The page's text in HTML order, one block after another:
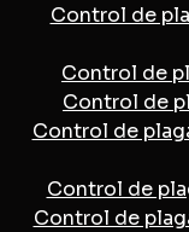
Control de
Control de
Control de
Control de
Control de
Control de